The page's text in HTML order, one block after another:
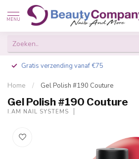
MENU
Gratis verzending vanaf €75
Home / Gel Polish #190 Couture
Gel Polish #190 Couture
I.AM NAIL SYSTEMS